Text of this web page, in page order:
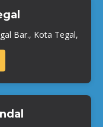
Bar., Kota Tegal,